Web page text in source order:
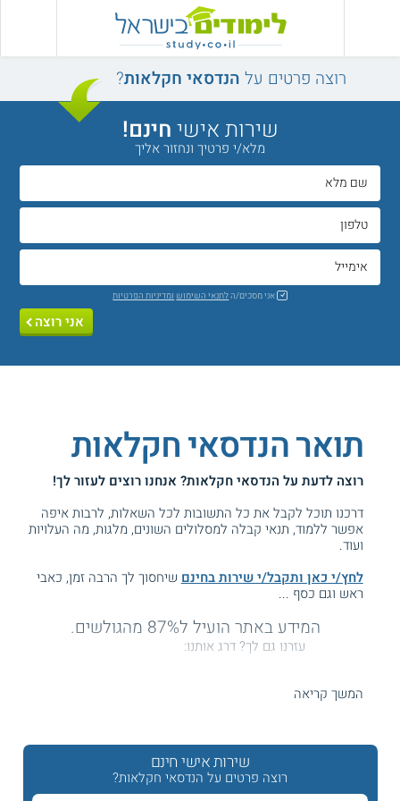
רוצה פרטים על הנדסאי חקלאות?
שירות אישיחינם!
מלא/י פרטיך ונחזור אליך
אני מסכים/הלתנאי השימוש ומדיניות הפרטיות
אני רוצה
תואר הנדסאי חקלאות
רוצה לדעת על הנדסאי חקלאות? אנחנו רוצים לעזור לך!
דרכנו תוכל לקבל את כל התשובות לכל השאלות, לרבות איפה
אפשר ללמוד, תנאי קבלה למסלולים השונים, מלגות, מה העלויות
ועוד.
לחץ/י כאן ותקבל/י שירות בחינם שיחסוך לך הרבה זמן, כאבי
ראש וגם כסף ...
המידע באתר הועיל ל87% מהגולשים.
עזרנו גם לך? דרג אותנו:
אפשרויות תעסוקה?
אם בעבר היה מגיע החקלאי לחלקת האדמה שלו
המשך קריאה
שירות אישי חינם
רוצה פרטים על הנדסאי חקלאות?